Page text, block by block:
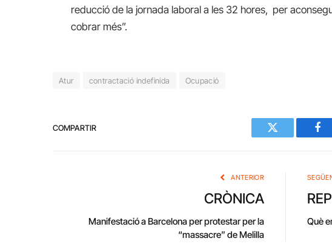
reducció de la jornada laboral a les 32 hores, per
cobrar més”.
Atur contractació indefinida Ocupació
COMPARTIR
Twitter
ANTERIOR
CRÒNICA
Manifestació a Barcelona per protestar per la
“massacre” de Melilla
Què